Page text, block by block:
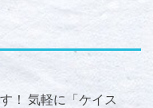
！ 気軽に「ケイス